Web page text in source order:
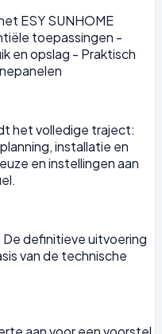
ESY SUNHOME
toepassingen -
en opslag - Praktisch
het volledige traject:
installatie en
en instellingen aan
definitieve uitvoering
van de technische